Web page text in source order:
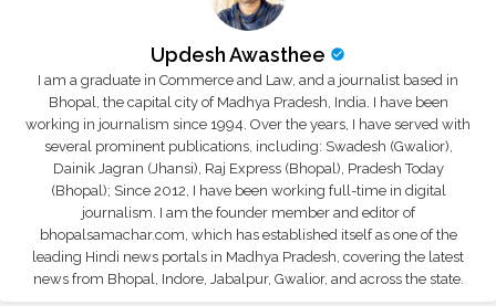
Updesh Awasthee
I am a graduate in Commerce and Law, and a journalist based in
Bhopal, the capital city of Madhya Pradesh, India. I have been
working in journalism since 1994. Over the years, I have served with
several prominent publications, including: Swadesh (Gwalior),
Dainik Jagran (Jhansi), Raj Express (Bhopal), Pradesh Today
(Bhopal); Since 2012, I have been working full-time in digital
journalism. I am the founder member and editor of
bhopalsamachar.com, which has established itself as one of the
leading Hindi news portals in Madhya Pradesh, covering the latest
news from Bhopal, Indore, Jabalpur, Gwalior, and across the state.